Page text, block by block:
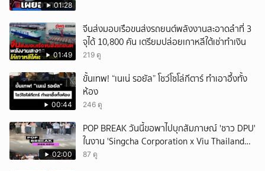
01:28
01:49
จีนส่งมอบเรือขนส่งรถยนต์พลังงานสะอาดลำที่ 3
จุได้ 10,800 คัน เตรียมปล่อยเกาหลีใต้เช่าทำเงิน
219 ดู
00:44
ขั้นเทพ! “เนเน่ รอยัล” โชว์โซโล่กีตาร์ ทำเอาอึ้งทั้ง
ห้อง
246 ดู
02:00
POP BREAK วันนี้ขอพาไปบุกสัมภาษณ์ 'ชาว DPU'
ในงาน 'Singcha Corporation x Viu Thailand
present BOXX TO SCHOOL AND CAMPUS'
87 ดู